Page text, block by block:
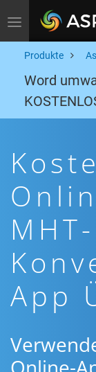
Toggle navigation
Produkte
Word
MHT-
App